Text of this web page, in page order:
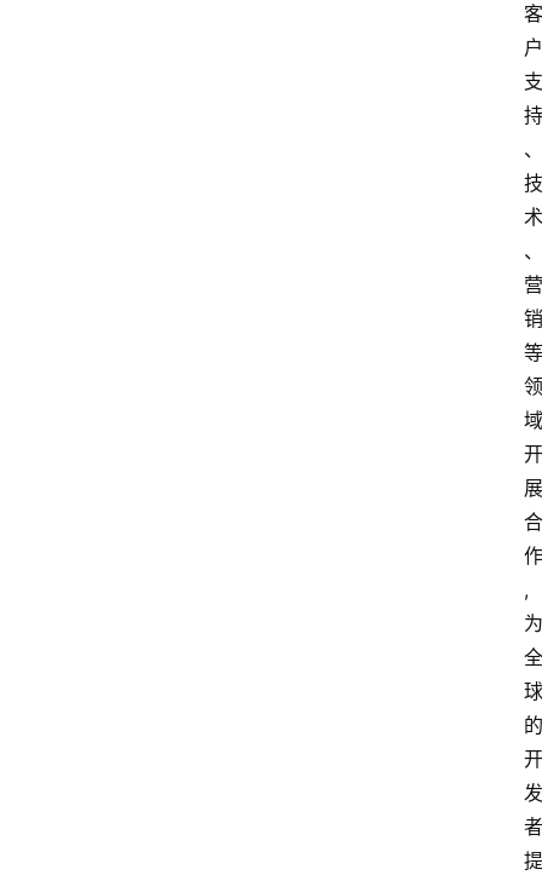
客
户
支
持
、
技
术
、
营
销
等
领
域
开
展
合
作
,
为
全
球
的
开
发
者
提